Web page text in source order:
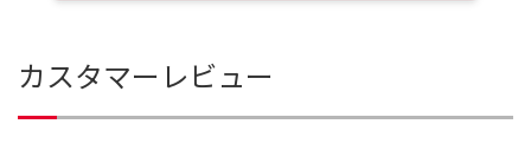
カスタマーレビュー